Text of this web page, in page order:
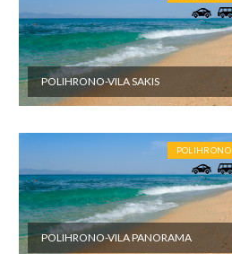
POLIHRONO-VILA SAKIS
POLIHRONO
POLIHRONO-VILA PANORAMA